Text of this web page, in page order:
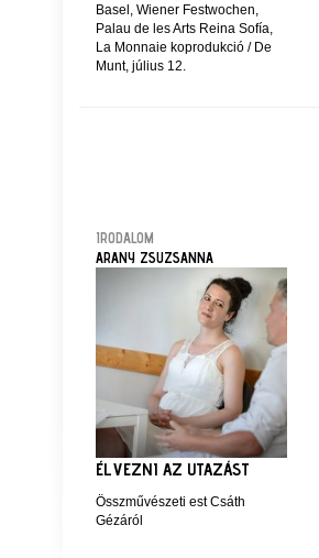
Basel, Wiener Festwochen,
Palau de les Arts Reina Sofía,
La Monnaie koprodukció / De
Munt, július 12.
IRODALOM
ARANY ZSUZSANNA
ÉLVEZNI AZ UTAZÁST
Összművészeti est Csáth
Gézáról